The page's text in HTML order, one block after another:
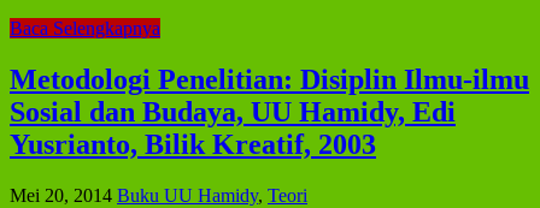
Baca Selengkapnya
Metodologi Penelitian: Disiplin Ilmu-ilmu
Sosial dan Budaya, UU Hamidy, Edi
Yusrianto, Bilik Kreatif, 2003
Mei 20, 2014 Buku UU Hamidy, Teori